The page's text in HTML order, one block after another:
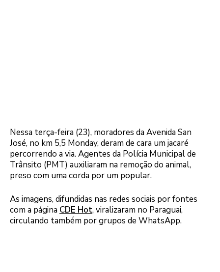
Nessa terça-feira (23), moradores da Avenida San
José, no km 5,5 Monday, deram de cara um jacaré
percorrendo a via. Agentes da Polícia Municipal de
Trânsito (PMT) auxiliaram na remoção do animal,
preso com uma corda por um popular.
As imagens, difundidas nas redes sociais por fontes
com a página CDE Hot, viralizaram no Paraguai,
circulando também por grupos de WhatsApp.